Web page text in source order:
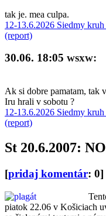
tak je. mea culpa.
12-13.6.2026 Siedmy
(report)
30.06. 18:05 wsxw:
Ak si dobre pamatam, tak
Iru hrali v sobotu ?
12-13.6.2026 Siedmy
(report)
St 20.6.2007:
[pridaj komentár: 0]
piatok 22.06 v Košiciach